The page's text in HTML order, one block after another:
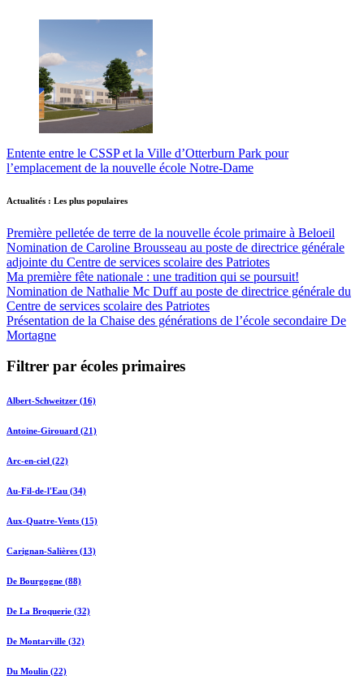
Entente entre le CSSP et la Ville d’Otterburn Park pour
l’emplacement de la nouvelle école Notre-Dame
Actualités : Les plus populaires
Première pelletée de terre de la nouvelle école primaire à Beloeil
Nomination de Caroline Brousseau au poste de directrice générale
adjointe du Centre de services scolaire des Patriotes
Ma première fête nationale : une tradition qui se poursuit!
Nomination de Nathalie Mc Duff au poste de directrice générale du
Centre de services scolaire des Patriotes
Présentation de la Chaise des générations de l’école secondaire De
Mortagne
Filtrer par écoles primaires
Albert-Schweitzer (16)
Antoine-Girouard (21)
Arc-en-ciel (22)
Au-Fil-de-l'Eau (34)
Aux-Quatre-Vents (15)
Carignan-Salières (13)
De Bourgogne (88)
De La Broquerie (32)
De Montarville (32)
Du Moulin (22)